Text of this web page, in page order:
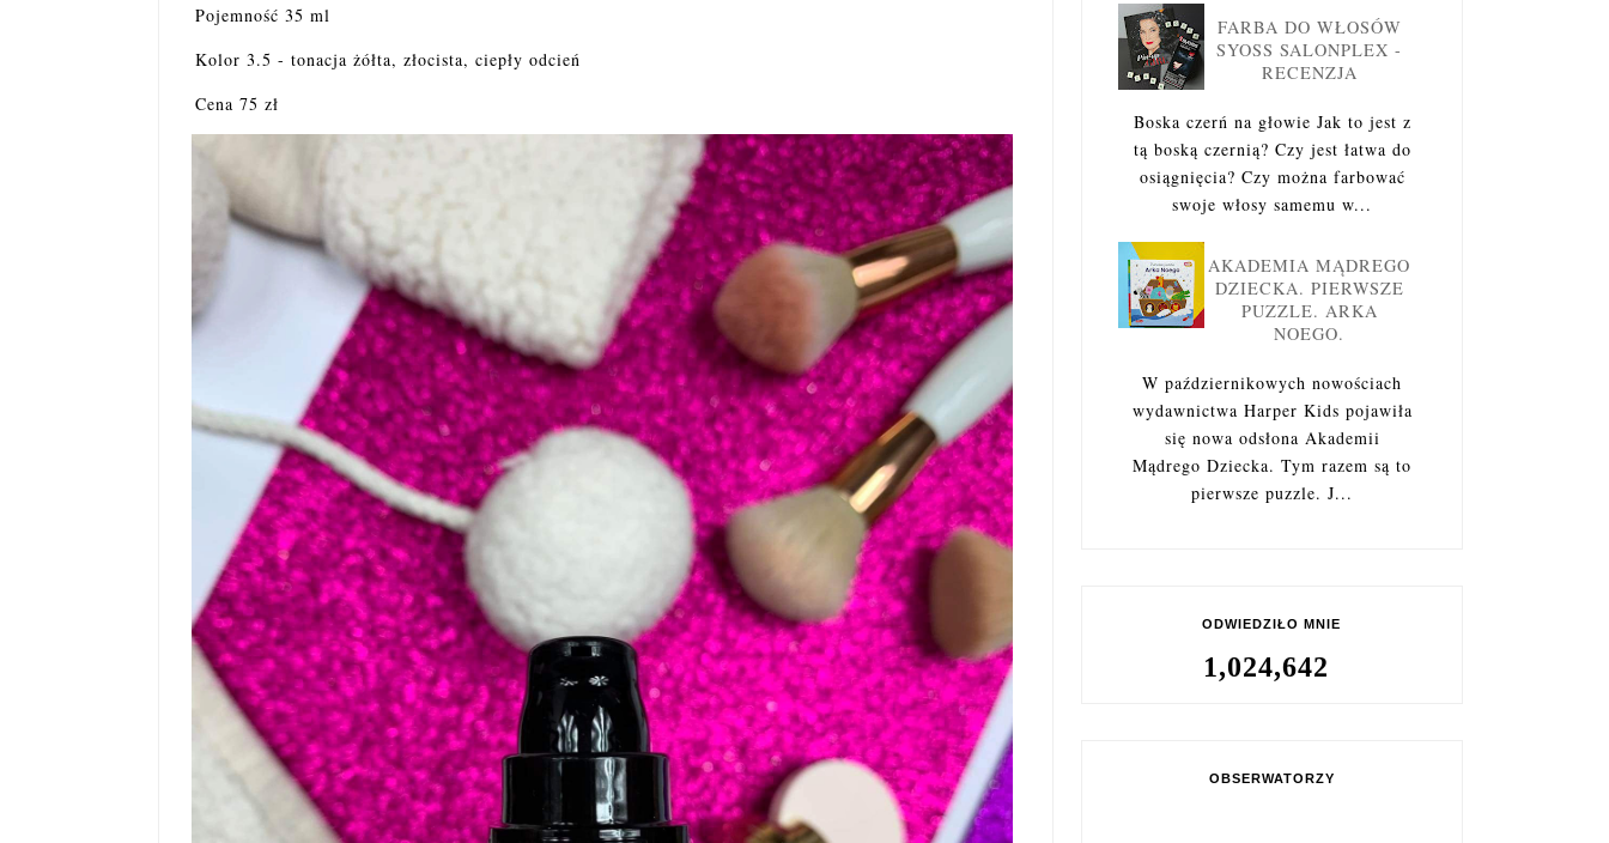
Pojemność 35 ml
Kolor 3.5 - tonacja żółta, złocista, ciepły odcień
Cena 75 zł
FARBA DO WŁOSÓW
SYOSS SALONPLEX -
RECENZJA
Boska czerń na głowie Jak to jest z
tą boską czernią? Czy jest łatwa do
osiągnięcia? Czy można farbować
swoje włosy samemu w...
AKADEMIA MĄDREGO
DZIECKA. PIERWSZE
PUZZLE. ARKA
NOEGO.
W październikowych nowościach
wydawnictwa Harper Kids pojawiła
się nowa odsłona Akademii
Mądrego Dziecka. Tym razem są to
pierwsze puzzle. J...
ODWIEDZIŁO MNIE
1,024,642
OBSERWATORZY